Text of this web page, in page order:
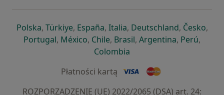
Polskaotwiera się w nowej karcie
, Türkiyeotwiera się w nowej karcie
, Españaotwiera się w nowej karcie
, Italiaotwiera się w nowej
, Deutschlandotwiera się
, Česko,
Portugalotwiera się w nowej karcie
, Méxicootwiera się w nowej karcie
, Chileotwiera się w nowej karcie
, Brasilotwiera się w nowej
, Argentinaotwiera się
, Perú,
Colombia
Płatności kartą
ROZPORZĄDZENIE (UE) 2022/2065 (DSA) art. 24: